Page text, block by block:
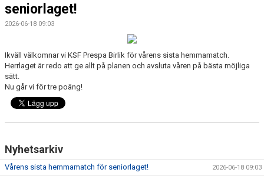
ÅRSÖVERSIKT
seniorlaget!
2026-06-18 09:03
Ikväll välkomnar vi KSF Prespa Birlik för vårens sista hemmamatch.
Herrlaget är redo att ge allt på planen och avsluta våren på bästa möjliga
sätt.
Nu går vi för tre poäng!
Nyhetsarkiv
Vårens sista hemmamatch för seniorlaget! 2026-06-18 09:03